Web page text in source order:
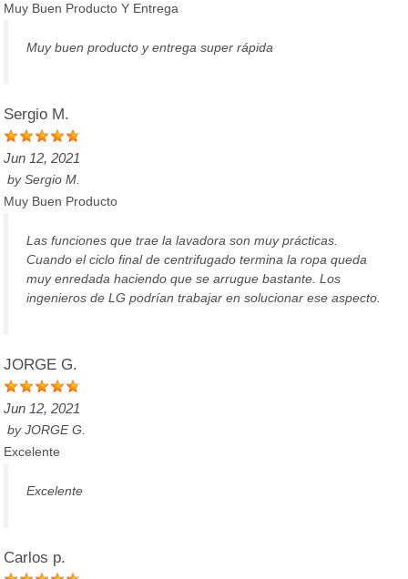
Muy Buen Producto Y Entrega
Muy buen producto y entrega super rápida
Sergio M.
Jun 12, 2021
bySergio M.
Muy Buen Producto
Las funciones que trae la lavadora son muy prácticas.
Cuando el ciclo final de centrifugado termina la ropa queda
muy enredada haciendo que se arrugue bastante. Los
ingenieros de LG podrían trabajar en solucionar ese aspecto.
JORGE G.
Jun 12, 2021
byJORGE G.
Excelente
Excelente
Carlos p.